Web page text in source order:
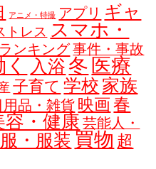
アニメ・特撮 アプリ ギャ
トレス スマホ・
ランキング事件・事故
入浴 冬 医療
子育て 学校 家族
用品・雑貨 映画 春
容・健康 芸能人・
・服装 買物 超